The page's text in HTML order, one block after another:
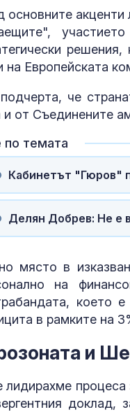
основните акценти
на Европейската
че
и от Съединените
темата
Кабинетът "Гюров"
Делян Добрев: Не е
място в
на
което
в рамките на
и
лидирахме процеса
доклад,